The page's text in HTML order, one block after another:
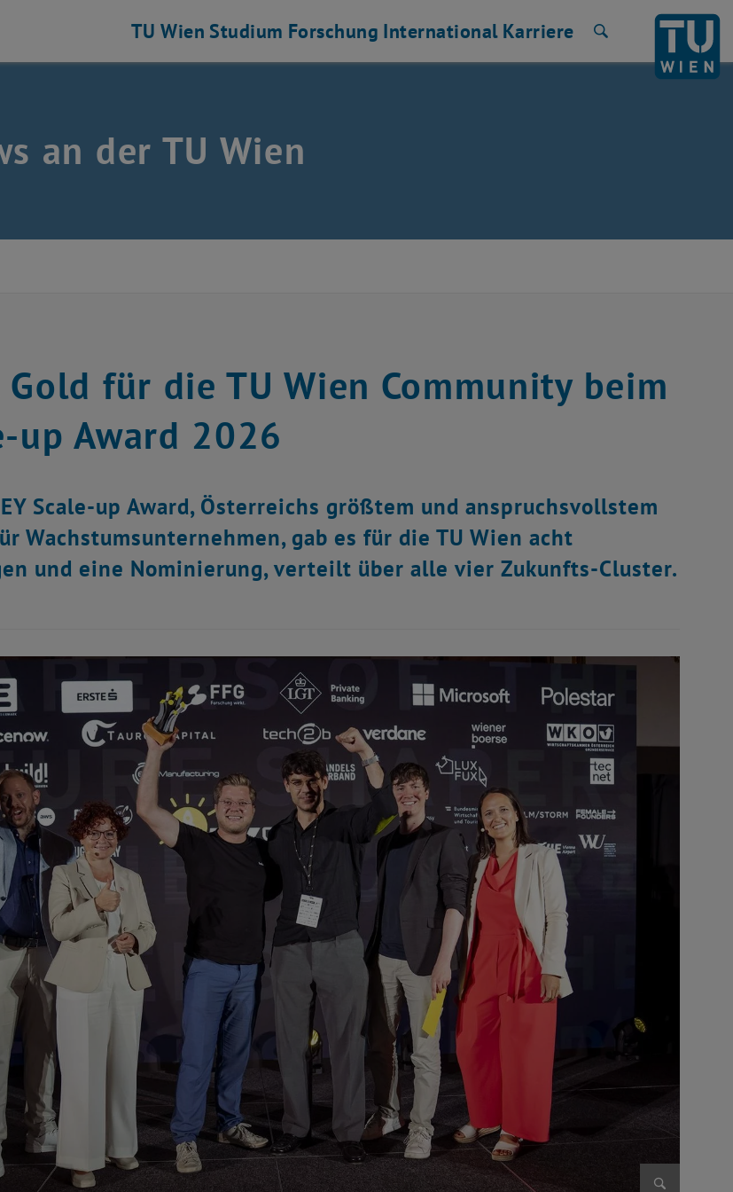
TU Wien Studium Forschung International Karriere
an der TU Wien
für die TU Wien Community beim
up Award 2026
Scale-up Award, Österreichs größtem und anspruchsvollstem
Wachstumsunternehmen, gab es für die TU Wien acht
und eine Nominierung, verteilt über alle vier Zukunfts-Cluster.